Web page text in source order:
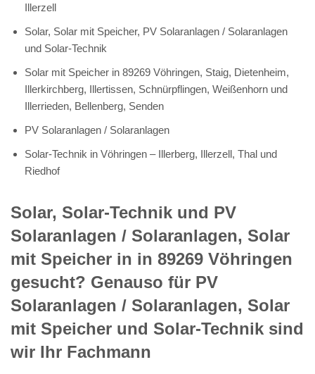
Illerzell
Solar, Solar mit Speicher, PV Solaranlagen / Solaranlagen
und Solar-Technik
Solar mit Speicher in 89269 Vöhringen, Staig, Dietenheim,
Illerkirchberg, Illertissen, Schnürpflingen, Weißenhorn und
Illerrieden, Bellenberg, Senden
PV Solaranlagen / Solaranlagen
Solar-Technik in Vöhringen – Illerberg, Illerzell, Thal und
Riedhof
Solar, Solar-Technik und PV
Solaranlagen / Solaranlagen, Solar
mit Speicher in in 89269 Vöhringen
gesucht? Genauso für PV
Solaranlagen / Solaranlagen, Solar
mit Speicher und Solar-Technik sind
wir Ihr Fachmann